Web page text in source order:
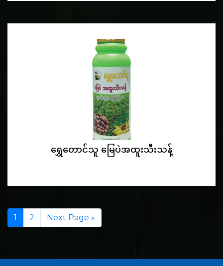
ရွှေတောင်သူ မြေပဲအထူးသီးသန့်
1 2 Next Page »